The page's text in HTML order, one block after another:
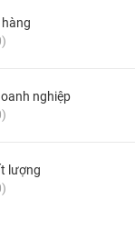
nghiệp
lượng